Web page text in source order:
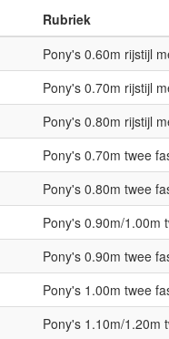
Rubriek
Pony's 0.60m rijstijl
Pony's 0.70m rijstijl
Pony's 0.80m rijstijl
Pony's 0.70m twee
Pony's 0.80m twee
Pony's 0.90m/1.00m
Pony's 0.90m twee
Pony's 1.00m twee
Pony's 1.10m/1.20m